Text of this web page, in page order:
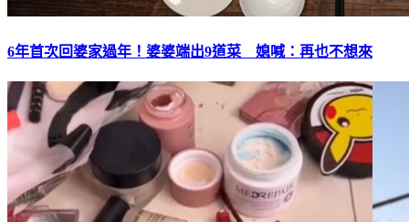
6年首次回婆家過年！婆婆端出9道菜 媳喊：再也不想來